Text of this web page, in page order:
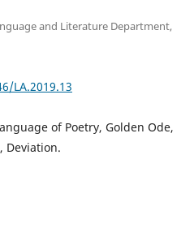
and Literature Department,
LA.2019.13
of Poetry, Golden Ode,
Deviation.